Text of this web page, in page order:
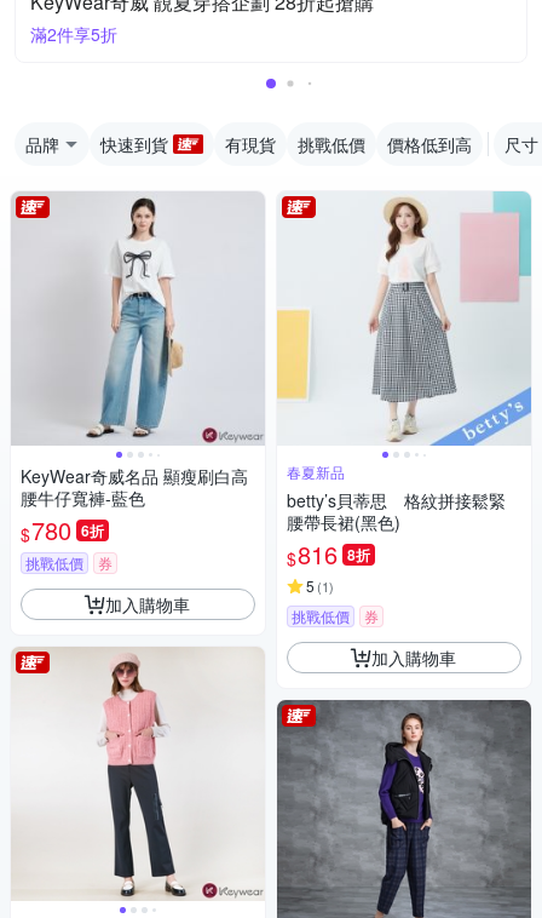
滿2件享5折
品牌 快速到貨 有現貨 挑戰低價 價格低到高 尺寸
KeyWear奇威名品 顯瘦刷白高
腰牛仔寬褲-藍色
$780 6折
挑戰低價 券
加入購物車
春夏新品
betty’s貝蒂思 格紋拼接鬆緊
腰帶長裙(黑色)
$816 8折
5 (1)
挑戰低價 券
加入購物車